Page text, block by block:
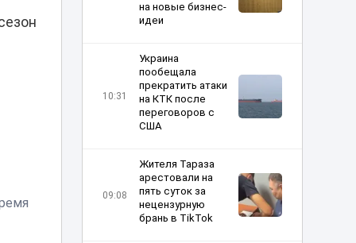
на новые бизнес-
идеи
10:31
Украина
пообещала
прекратить атаки
на КТК после
переговоров с
США
09:08
Жителя Тараза
арестовали на
пять суток за
нецензурную
брань в TikTok